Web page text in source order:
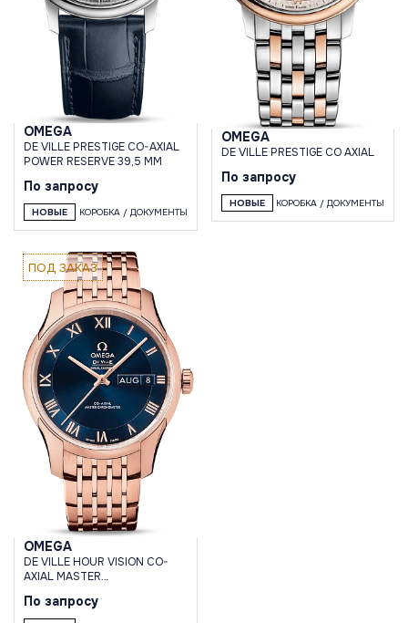
OMEGA
DE VILLE PRESTIGE CO-AXIAL
POWER RESERVE 39,5 MM
По запросу
НОВЫЕ КОРОБКА / ДОКУМЕНТЫ
OMEGA
DE VILLE PRESTIGE CO AXIAL
По запросу
НОВЫЕ КОРОБКА / ДОКУМЕНТЫ
ПОД ЗАКАЗ
OMEGA
DE VILLE HOUR VISION CO-
AXIAL MASTER
CALENDAR 41 MM
По запросу